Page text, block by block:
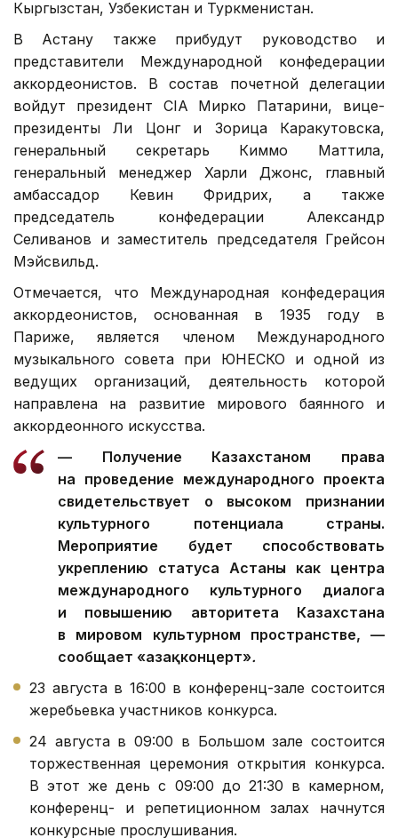
Кыргызстан, Узбекистан и Туркменистан.
В Астану также прибудут руководство и
представители Международной конфедерации
аккордеонистов. В состав почетной делегации
войдут президент CIA Мирко Патарини, вице-
президенты Ли Цонг и Зорица Каракутовска,
генеральный секретарь Киммо Маттила,
генеральный менеджер Харли Джонс, главный
амбассадор Кевин Фридрих, а также
председатель конфедерации Александр
Селиванов и заместитель председателя Грейсон
Мэйсвильд.
Отмечается, что Международная конфедерация
аккордеонистов, основанная в 1935 году в
Париже, является членом Международного
музыкального совета при ЮНЕСКО и одной из
ведущих организаций, деятельность которой
направлена на развитие мирового баянного и
аккордеонного искусства.
— Получение Казахстаном права
на проведение международного проекта
свидетельствует о высоком признании
культурного потенциала страны.
Мероприятие будет способствовать
укреплению статуса Астаны как центра
международного культурного диалога
и повышению авторитета Казахстана
в мировом культурном пространстве, —
сообщает «Қазақконцерт».
23 августа в 16:00 в конференц-зале состоится
жеребьевка участников конкурса.
24 августа в 09:00 в Большом зале состоится
торжественная церемония открытия конкурса.
В этот же день с 09:00 до 21:30 в камерном,
конференц- и репетиционном залах начнутся
конкурсные прослушивания.